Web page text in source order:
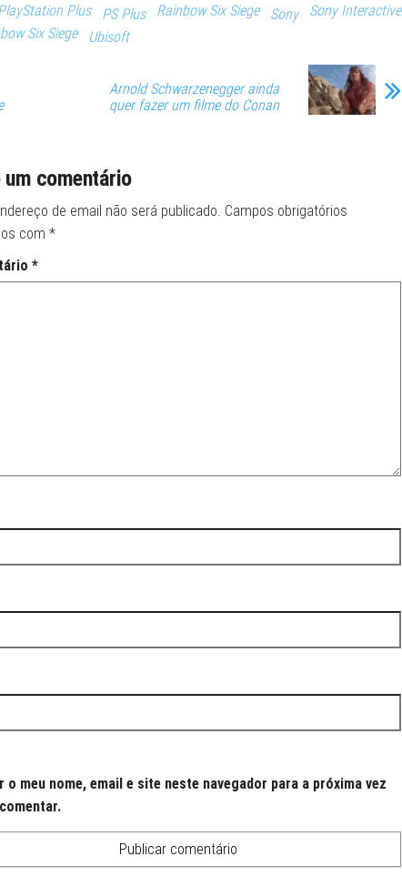
Plus PS Plus Rainbow Six Siege Sony
Sony Interactive
Six Siege Ubisoft
Arnold Schwarzenegger ainda
quer fazer um filme do Conan
um comentário
de email não será publicado. Campos obrigatórios
com *
*
o meu nome, email e site neste navegador para a próxima vez